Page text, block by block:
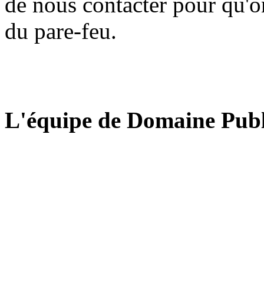
du pare-feu.
L'équipe de Domaine